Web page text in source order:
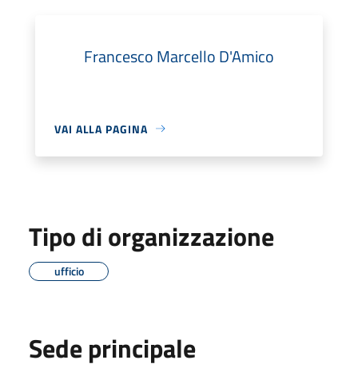
Francesco Marcello D'Amico
VAI ALLA PAGINA
Tipo di organizzazione
ufficio
Sede principale